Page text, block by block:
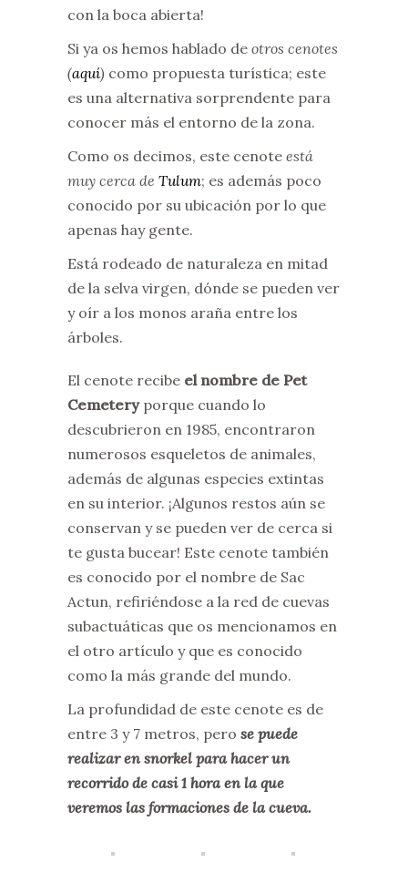
con la boca abierta!
Si ya os hemos hablado de otros cenotes
(aquí) como propuesta turística; este
es una alternativa sorprendente para
conocer más el entorno de la zona.
Como os decimos, este cenote está
muy cerca de Tulum; es además poco
conocido por su ubicación por lo que
apenas hay gente.
Está rodeado de naturaleza en mitad
de la selva virgen, dónde se pueden ver
y oír a los monos araña entre los
árboles.
El cenote recibe el nombre de Pet
Cemeteryporque cuando lo
descubrieron en 1985, encontraron
numerosos esqueletos de animales,
además de algunas especies extintas
en su interior. ¡Algunos restos aún se
conservan y se pueden ver de cerca si
te gusta bucear! Este cenote también
es conocido por el nombre de Sac
Actun, refiriéndose a la red de cuevas
subactuáticas que os mencionamos en
el otro artículo y que es conocido
como la más grande del mundo.
La profundidad de este cenote es de
entre 3 y 7 metros, pero se puede
realizar en snorkel para hacer un
recorrido de casi 1 hora en la que
veremos las formaciones de la cueva.